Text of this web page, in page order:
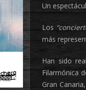
Un
Los
más
Han sido
Filarmónica
Gran